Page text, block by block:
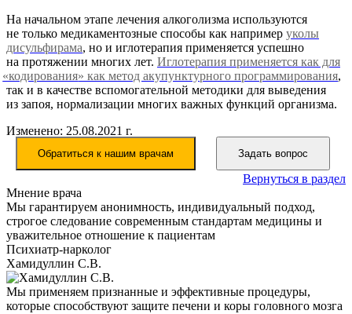
На начальном этапе лечения алкоголизма используются
не только медикаментозные способы как например уколы
дисульфирама, но и иглотерапия применяется успешно
на протяжении многих лет. Иглотерапия применяется как для
«кодирования» как метод акупунктурного программирования,
так и в качестве вспомогательной методики для выведения
из запоя, нормализации многих важных функций организма.
Изменено: 25.08.2021 г.
Обратиться к нашим врачам Задать вопрос
Вернуться в раздел
Мнение врача
Мы гарантируем анонимность, индивидуальный подход,
строгое следование современным стандартам медицины и
уважительное отношение к пациентам
Психиатр-нарколог
Хамидуллин С.В.
Мы применяем признанные и эффективные процедуры,
которые способствуют защите печени и коры головного мозга